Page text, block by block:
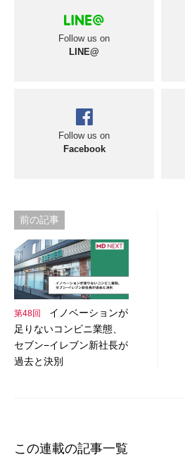
Follow us on
LINE@
Follow us on
Facebook
投
稿
ナ
ビ
ゲ
ー
シ
前の記事
第48回
イノベーションが
足りないコンビニ業態、
セブン−イレブン新社長が
過去と決別
この連載の記事一覧